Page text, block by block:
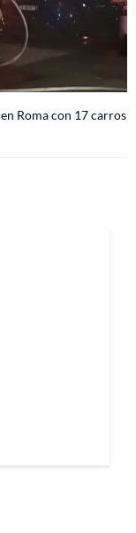
Roma con 17 carros